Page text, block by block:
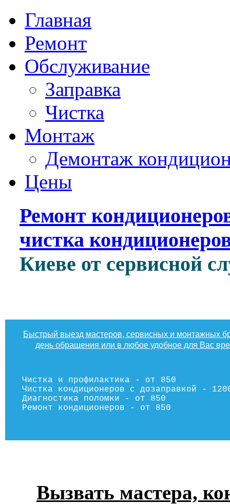
Главная
Ремонт
Обслуживание
Заправка
Чистка
Монтаж
Демонтаж
Цены
Ремонт
чистка
Киеве от сервисной
Быстрый выезд мастеров, сервисных и монтажных
день обращения или в любое удобное для Вас
Чистка и профилактика - от 850
Чистка кондиционеров с дозаправкой -
Диагностика поломки - от 850
Ремонт кондиционеров - от 850
Вызвать мастера,